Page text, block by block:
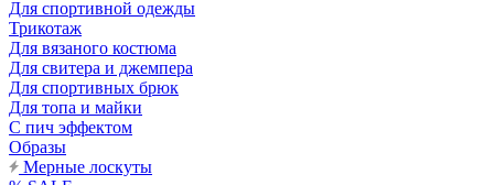
Для спортивной одежды
Трикотаж
Для вязаного костюма
Для свитера и джемпера
Для спортивных брюк
Для топа и майки
С пич эффектом
Образы
Мерные лоскуты